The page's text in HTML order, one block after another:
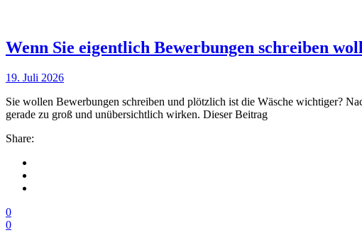
Wenn Sie eigentlich Bewerbungen schreiben
19. Juli 2026
Sie wollen Bewerbungen schreiben und plötzlich ist die Wäsche wichtiger?
gerade zu groß und unübersichtlich wirken. Dieser Beitrag
Share:
0
0